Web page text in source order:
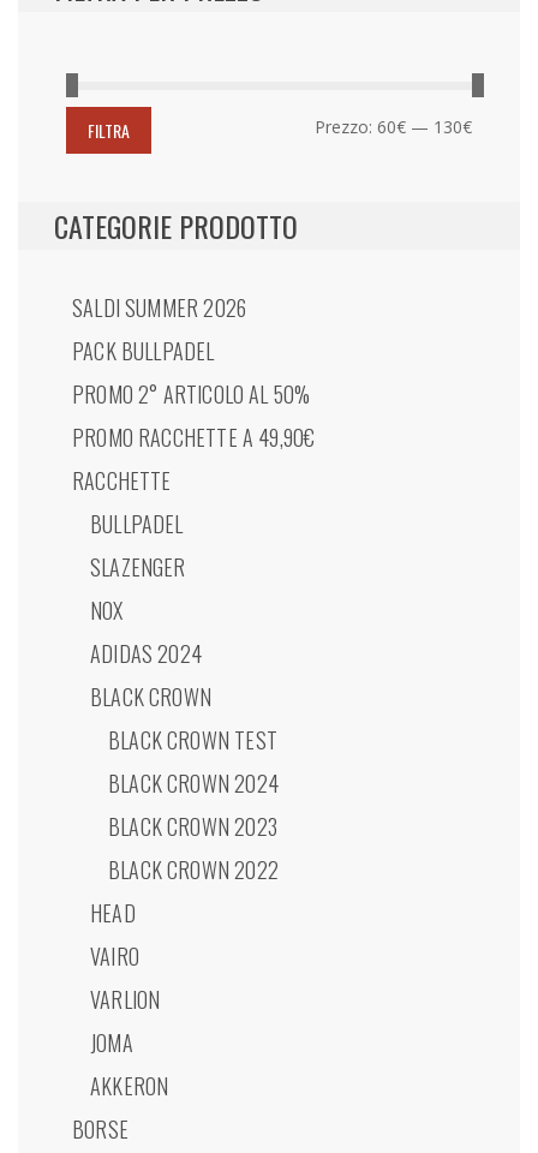
Prezzo
Prezzo
FILTRA Prezzo: 60€ — 130€
CATEGORIE PRODOTTO
SALDI SUMMER 2026
PACK BULLPADEL
PROMO 2° ARTICOLO AL 50%
PROMO RACCHETTE A 49,90€
RACCHETTE
BULLPADEL
SLAZENGER
NOX
ADIDAS 2024
BLACK CROWN
BLACK CROWN TEST
BLACK CROWN 2024
BLACK CROWN 2023
BLACK CROWN 2022
HEAD
VAIRO
VARLION
JOMA
AKKERON
BORSE